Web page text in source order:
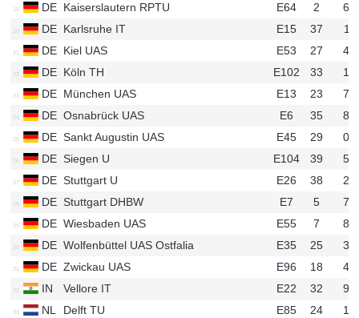
DE Kaiserslautern RPTU E64 2
65
DE Karlsruhe IT E15 37
11
DE Kiel UAS E53 27
41
DE Köln TH E102 33
12
DE München UAS E13 23
72
DE Osnabrück UAS E6 35
82
DE Sankt Augustin UAS E45 29
05
DE Siegen U E104 39
53
DE Stuttgart U E26 38
25
DE Stuttgart DHBW E7 5
77
DE Wiesbaden UAS E55 7
86
DE Wolfenbüttel UAS Ostfalia E35 25
32
DE Zwickau UAS E96 18
49
IN
Vellore IT E22 32
95
NL
Delft TU E85 24
13